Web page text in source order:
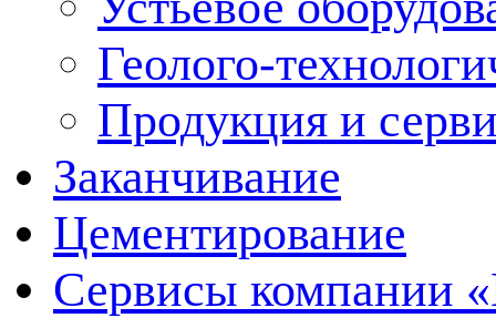
Геолого-
Продукция и
Заканчивание
Цементирование
Сервисы компании